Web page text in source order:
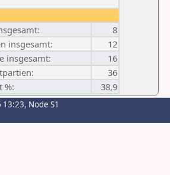
8
insgesamt:
12
insgesamt:
16
36
%: 38,9
Node S1